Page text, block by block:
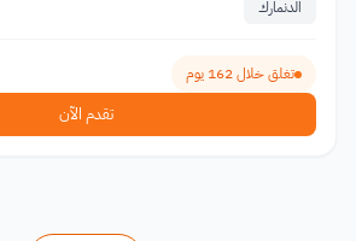
الدنمارك
تغلق خلال 162 يوم
تقدم الآن